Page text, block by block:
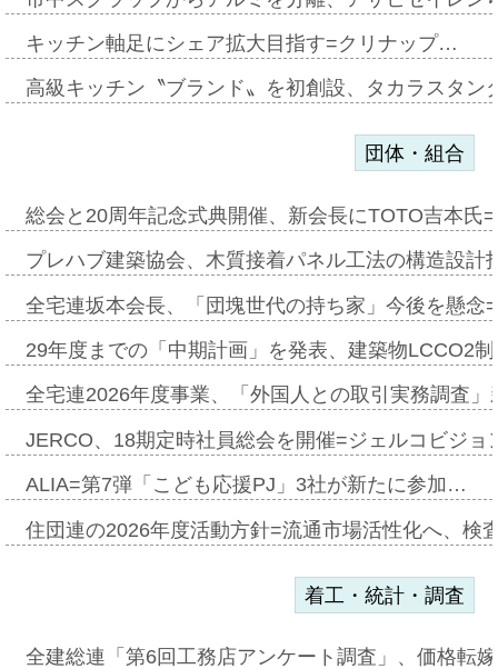
キッチン軸足にシェア拡大目指す=クリナップ…
高級キッチン〝ブランド〟を初創設、タカラスタ
団体・組合
総会と20周年記念式典開催、新会長にTOTO吉本氏
プレハブ建築協会、木質接着パネル工法の構造設
全宅連坂本会長、「団塊世代の持ち家」今後を懸
29年度までの「中期計画」を発表、建築物LCCO2
全宅連2026年度事業、「外国人との取引実務調査
JERCO、18期定時社員総会を開催=ジェルコビジ
ALIA=第7弾「こども応援PJ」3社が新たに参加…
住団連の2026年度活動方針=流通市場活性化へ、検
着工・統計・調査
全建総連「第6回工務店アンケート調査」、価格転